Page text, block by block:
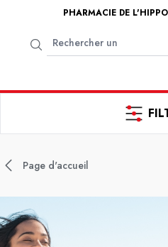
PHARMACIE DE
Page d'accueil